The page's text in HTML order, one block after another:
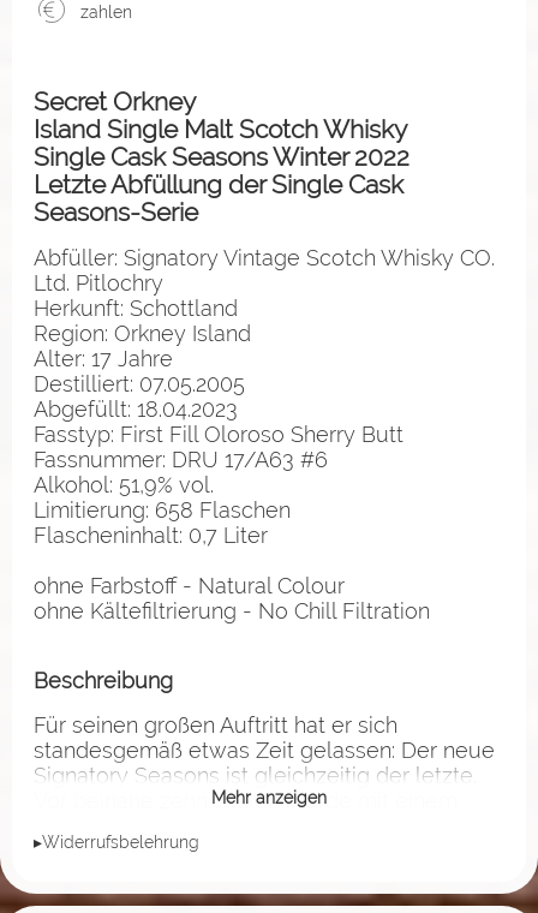
zahlen
Secret Orkney
Island Single Malt Scotch Whisky
Single Cask Seasons Winter 2022
Letzte Abfüllung der Single Cask
Seasons-Serie
Abfüller: Signatory Vintage Scotch Whisky CO.
Ltd. Pitlochry
Herkunft: Schottland
Region: Orkney Island
Alter: 17 Jahre
Destilliert: 07.05.2005
Abgefüllt: 18.04.2023
Fasstyp: First Fill Oloroso Sherry Butt
Fassnummer: DRU 17/A63 #6
Alkohol: 51,9% vol.
Limitierung: 658 Flaschen
Flascheninhalt: 0,7 Liter
ohne Farbstoff - Natural Colour
ohne Kältefiltrierung - No Chill Filtration
Beschreibung
Für seinen großen Auftritt hat er sich
standesgemäß etwas Zeit gelassen: Der neue
Signatory Seasons ist gleichzeitig der letzte.
Vor beinahe zehn Jahren wurde mit einem
Drams gestartet. Über 30 ausgesuchte Single
Vintage wurden in dieser Zeit exklusiv für
Mehr anzeigen
▸Widerrufsbelehrung